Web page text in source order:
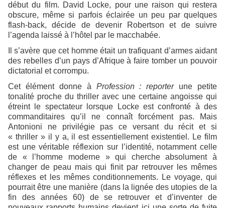
début du film. David Locke, pour une raison qui restera
obscure, même si parfois éclairée un peu par quelques
flash-back, décide de devenir Robertson et de suivre
l’agenda laissé à l’hôtel par le macchabée.
Il s’avère que cet homme était un trafiquant d’armes aidant
des rebelles d’un pays d’Afrique à faire tomber un pouvoir
dictatorial et corrompu.
Cet élément donne à Profession : reporterune petite
tonalité proche du thriller avec une certaine angoisse qui
étreint le spectateur lorsque Locke est confronté à des
commanditaires qu’il ne connaît forcément pas. Mais
Antonioni ne privilégie pas ce versant du récit et si
« thriller » il y a, il est essentiellement existentiel. Le film
est une véritable réflexion sur l’identité, notamment celle
de « l’homme moderne » qui cherche absolument à
changer de peau mais qui finit par retrouver les mêmes
réflexes et les mêmes conditionnements. Le voyage, qui
pourrait être une manière (dans la lignée des utopies de la
fin des années 60) de se retrouver et d’inventer de